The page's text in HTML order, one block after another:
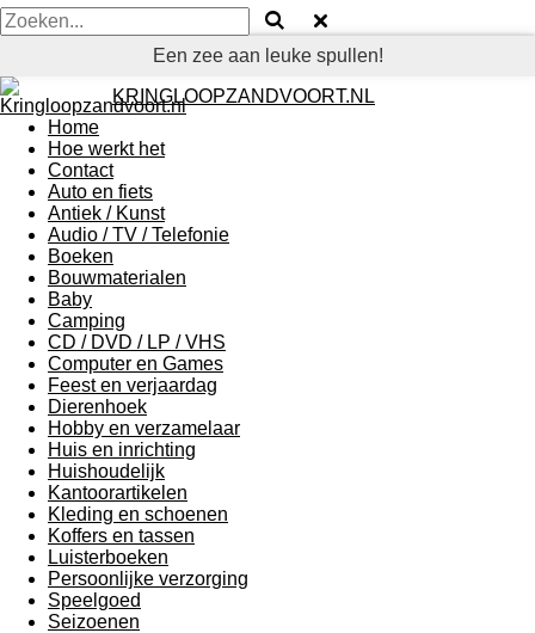
Een zee aan leuke spullen!
KRINGLOOPZANDVOORT.NL
Home
Hoe werkt het
Contact
Auto en fiets
Antiek / Kunst
Audio / TV / Telefonie
Boeken
Bouwmaterialen
Baby
Camping
CD / DVD / LP / VHS
Computer en Games
Feest en verjaardag
Dierenhoek
Hobby en verzamelaar
Huis en inrichting
Huishoudelijk
Kantoorartikelen
Kleding en schoenen
Koffers en tassen
Luisterboeken
Persoonlijke verzorging
Speelgoed
Seizoenen